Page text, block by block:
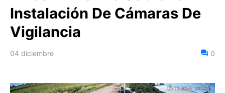
Instalación De Cámaras De
Vigilancia
04 diciembre 0